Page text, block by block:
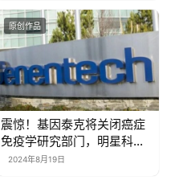
原创作品
震惊！基因泰克将关闭癌症
免疫学研究部门，明星科学
家将离职
2024年8月19日